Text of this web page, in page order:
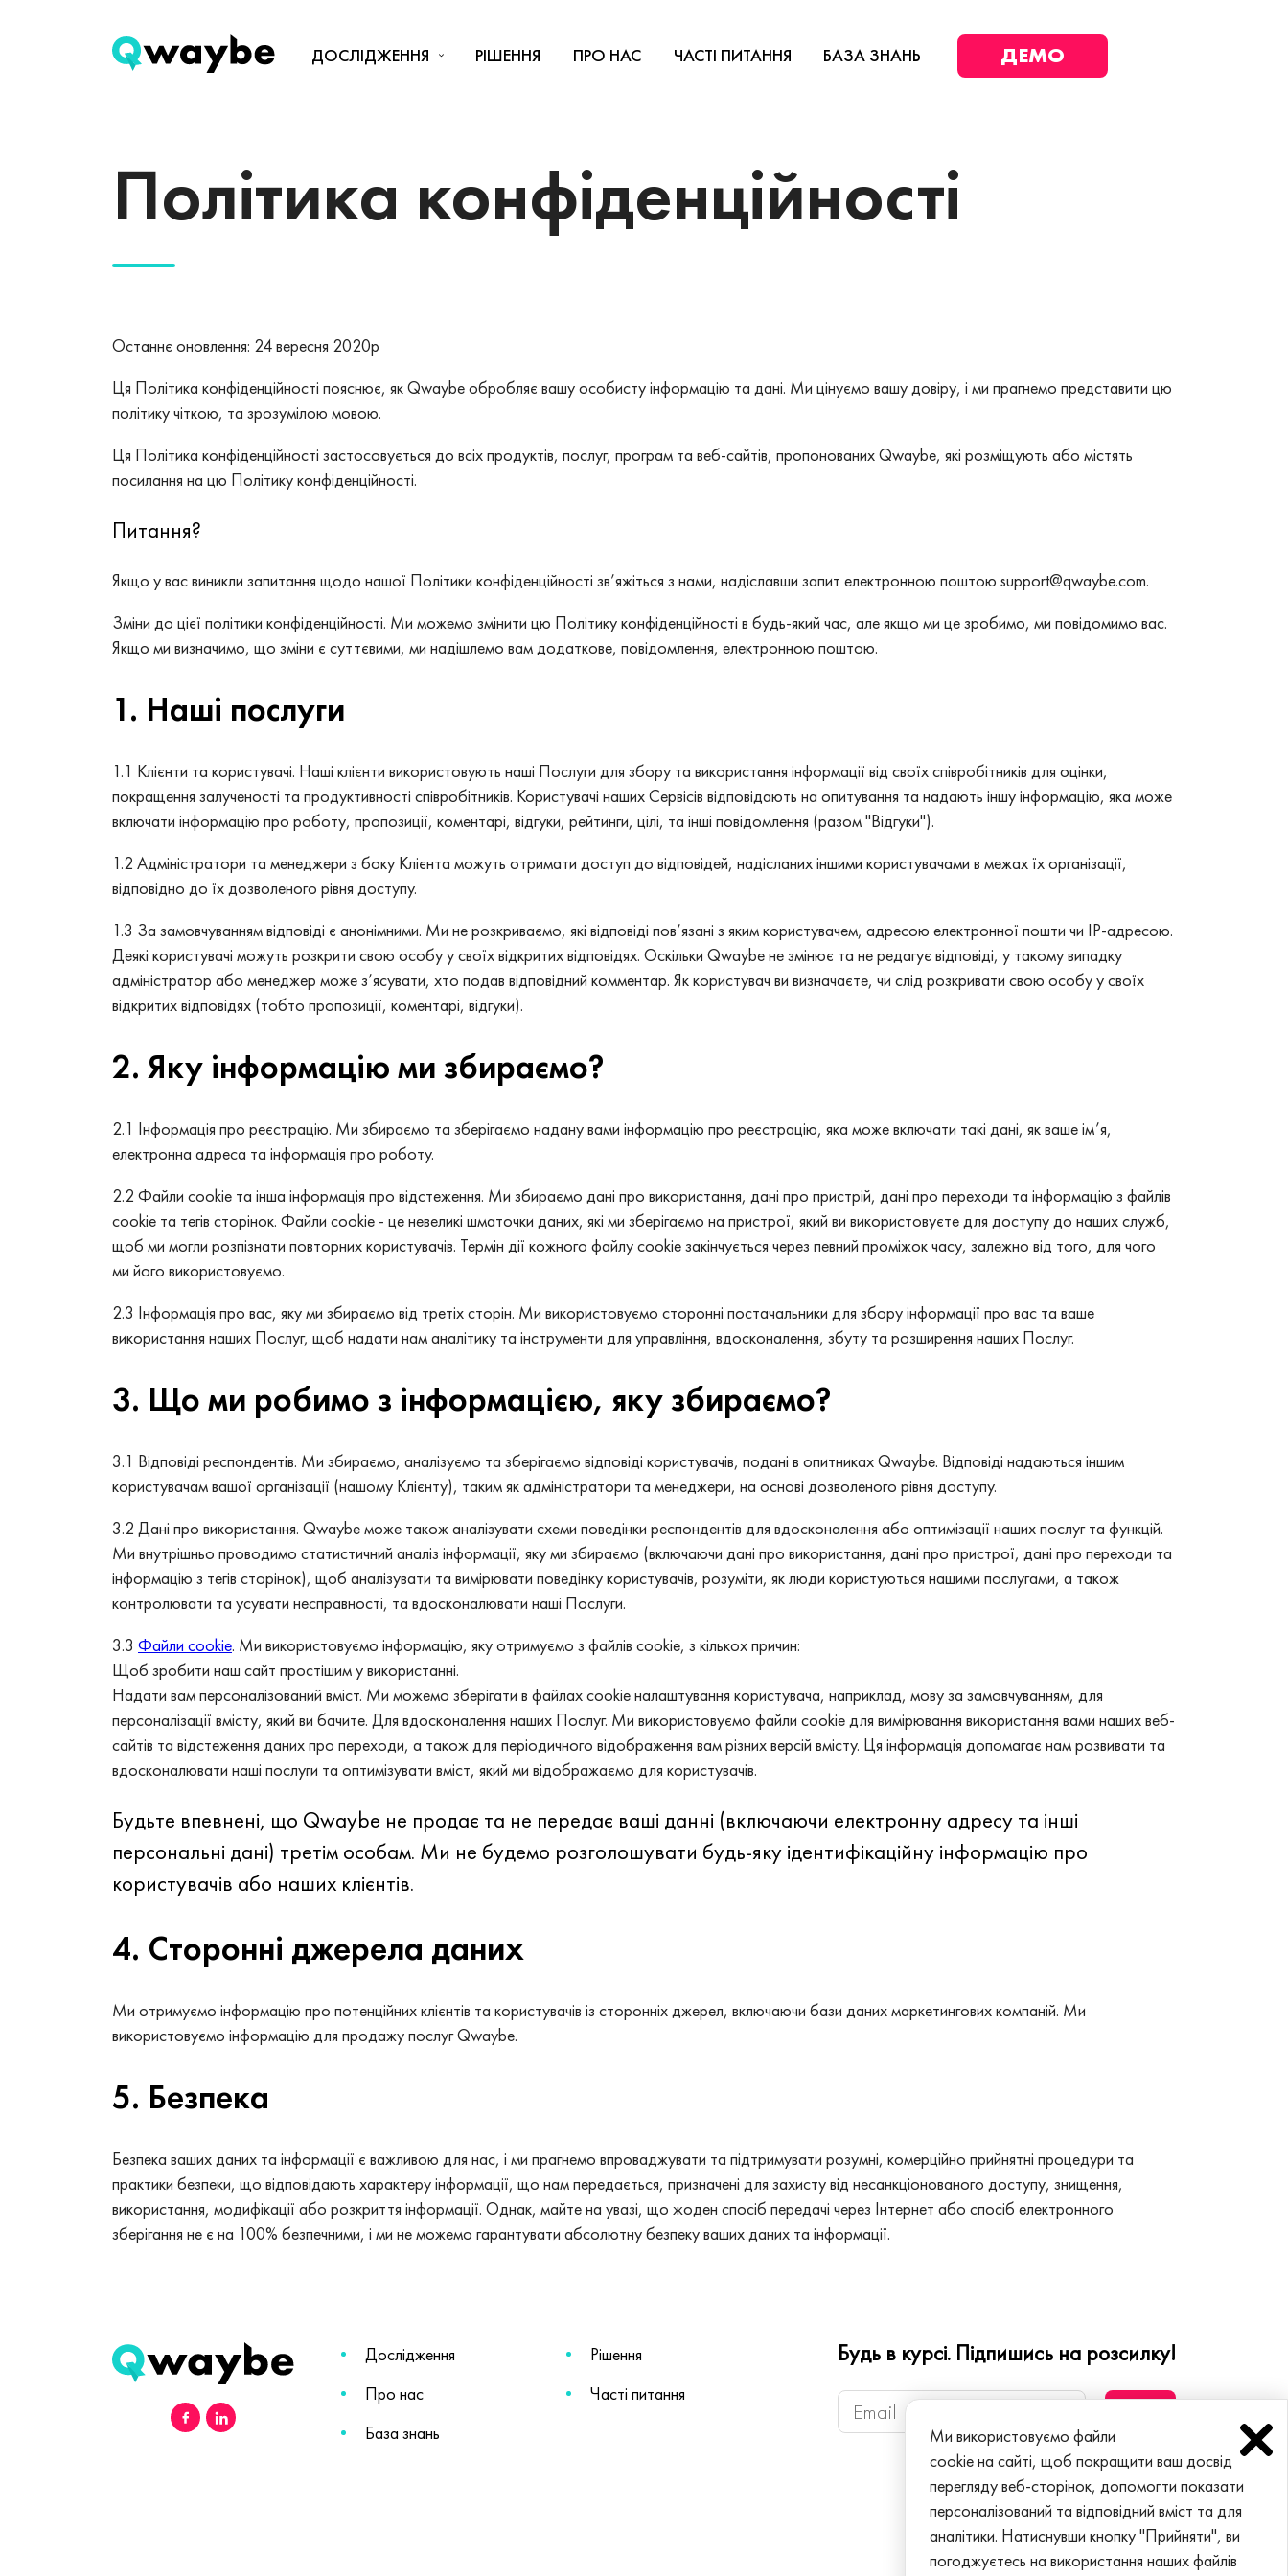
ДОСЛІДЖЕННЯ РІШЕННЯ ПРО НАС ЧАСТІ ПИТАННЯ БАЗА ЗНАНЬ ДЕМО
Політика конфіденційності
Останнє оновлення: 24 вересня 2020р
Ця Політика конфіденційності пояснює, як Qwaybe обробляє вашу особисту інформацію та дані. Ми цінуємо вашу довіру, і ми прагнемо представити цю
політику чіткою, та зрозумілою мовою.
Ця Політика конфіденційності застосовується до всіх продуктів, послуг, програм та веб-сайтів, пропонованих Qwaybe, які розміщують або містять
посилання на цю Політику конфіденційності.
Питання?
Якщо у вас виникли запитання щодо нашої Політики конфіденційності зв’яжіться з нами, надіславши запит електронною поштою support@qwaybe.com.
Зміни до цієї політики конфіденційності. Ми можемо змінити цю Політику конфіденційності в будь-який час, але якщо ми це зробимо, ми повідомимо вас.
Якщо ми визначимо, що зміни є суттєвими, ми надішлемо вам додаткове, повідомлення, електронною поштою.
1. Наші послуги
1.1 Клієнти та користувачі. Наші клієнти використовують наші Послуги для збору та використання інформації від своїх співробітників для оцінки,
покращення залученості та продуктивності співробітників. Користувачі наших Сервісів відповідають на опитування та надають іншу інформацію, яка може
включати інформацію про роботу, пропозиції, коментарі, відгуки, рейтинги, цілі, та інші повідомлення (разом "Відгуки").
1.2 Адміністратори та менеджери з боку Клієнта можуть отримати доступ до відповідей, надісланих іншими користувачами в межах їх організації,
відповідно до їх дозволеного рівня доступу.
1.3 За замовчуванням відповіді є анонімними. Ми не розкриваємо, які відповіді пов’язані з яким користувачем, адресою електронної пошти чи IP-адресою.
Деякі користувачі можуть розкрити свою особу у своїх відкритих відповідях. Оскільки Qwaybe не змінює та не редагує відповіді, у такому випадку
адміністратор або менеджер може з’ясувати, хто подав відповідний комментар. Як користувач ви визначаєте, чи слід розкривати свою особу у своїх
відкритих відповідях (тобто пропозиції, коментарі, відгуки).
2. Яку інформацію ми збираємо?
2.1 Інформація про реєстрацію. Ми збираємо та зберігаємо надану вами інформацію про реєстрацію, яка може включати такі дані, як ваше ім’я,
електронна адреса та інформація про роботу.
2.2 Файли cookie та інша інформація про відстеження. Ми збираємо дані про використання, дані про пристрій, дані про переходи та інформацію з файлів
cookie та тегів сторінок. Файли cookie - це невеликі шматочки даних, які ми зберігаємо на пристрої, який ви використовуєте для доступу до наших служб,
щоб ми могли розпізнати повторних користувачів. Термін дії кожного файлу cookie закінчується через певний проміжок часу, залежно від того, для чого
ми його використовуємо.
2.3 Інформація про вас, яку ми збираємо від третіх сторін. Ми використовуємо сторонні постачальники для збору інформації про вас та ваше
використання наших Послуг, щоб надати нам аналітику та інструменти для управління, вдосконалення, збуту та розширення наших Послуг.
3. Що ми робимо з інформацією, яку збираємо?
3.1 Відповіді респондентів. Ми збираємо, аналізуємо та зберігаємо відповіді користувачів, подані в опитниках Qwaybe. Відповіді надаються іншим
користувачам вашої організації (нашому Клієнту), таким як адміністратори та менеджери, на основі дозволеного рівня доступу.
3.2 Дані про використання. Qwaybe може також аналізувати схеми поведінки респондентів для вдосконалення або оптимізації наших послуг та функцій.
Ми внутрішньо проводимо статистичний аналіз інформації, яку ми збираємо (включаючи дані про використання, дані про пристрої, дані про переходи та
інформацію з тегів сторінок), щоб аналізувати та вимірювати поведінку користувачів, розуміти, як люди користуються нашими послугами, а також
контролювати та усувати несправності, та вдосконалювати наші Послуги.
3.3 Файли cookie. Ми використовуємо інформацію, яку отримуємо з файлів cookie, з кількох причин:
Щоб зробити наш сайт простішим у використанні.
Надати вам персоналізований вміст. Ми можемо зберігати в файлах cookie налаштування користувача, наприклад, мову за замовчуванням, для
персоналізації вмісту, який ви бачите. Для вдосконалення наших Послуг. Ми використовуємо файли cookie для вимірювання використання вами наших веб-
сайтів та відстеження даних про переходи, а також для періодичного відображення вам різних версій вмісту. Ця інформація допомагає нам розвивати та
вдосконалювати наші послуги та оптимізувати вміст, який ми відображаємо для користувачів.
Будьте впевнені, що Qwaybe не продає та не передає ваші данні (включаючи електронну адресу та інші
персональні дані) третім особам. Ми не будемо розголошувати будь-яку ідентифікаційну інформацію про
користувачів або наших клієнтів.
4. Сторонні джерела даних
Ми отримуємо інформацію про потенційних клієнтів та користувачів із сторонніх джерел, включаючи бази даних маркетингових компаній. Ми
використовуємо інформацію для продажу послуг Qwaybe.
5. Безпека
Безпека ваших даних та інформації є важливою для нас, і ми прагнемо впроваджувати та підтримувати розумні, комерційно прийнятні процедури та
практики безпеки, що відповідають характеру інформації, що нам передається, призначені для захисту від несанкціонованого доступу, знищення,
використання, модифікації або розкриття інформації. Однак, майте на увазі, що жоден спосіб передачі через Інтернет або спосіб електронного
зберігання не є на 100% безпечними, і ми не можемо гарантувати абсолютну безпеку ваших даних та інформації.
Дослідження
Рішення
Про нас
Часті питання
База знань
Будь в курсі. Підпишись на розсилку!
Ми використовуємо файли
cookie на сайті, щоб покращити ваш досвід
перегляду веб-сторінок, допомогти показати
персоналізований та відповідний вміст та для
аналітики. Натиснувши кнопку "Прийняти", ви
погоджуєтесь на використання наших файлів